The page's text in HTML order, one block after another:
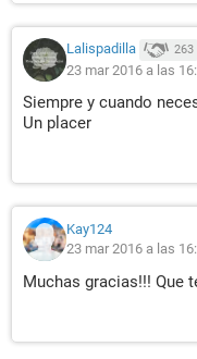
Lalispadilla 263
23 mar 2016 a las
Siempre y cuando
Un placer
Kay124
23 mar 2016 a las
Muchas gracias!!! Que